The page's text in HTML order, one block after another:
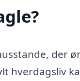
der
hverdagsliv